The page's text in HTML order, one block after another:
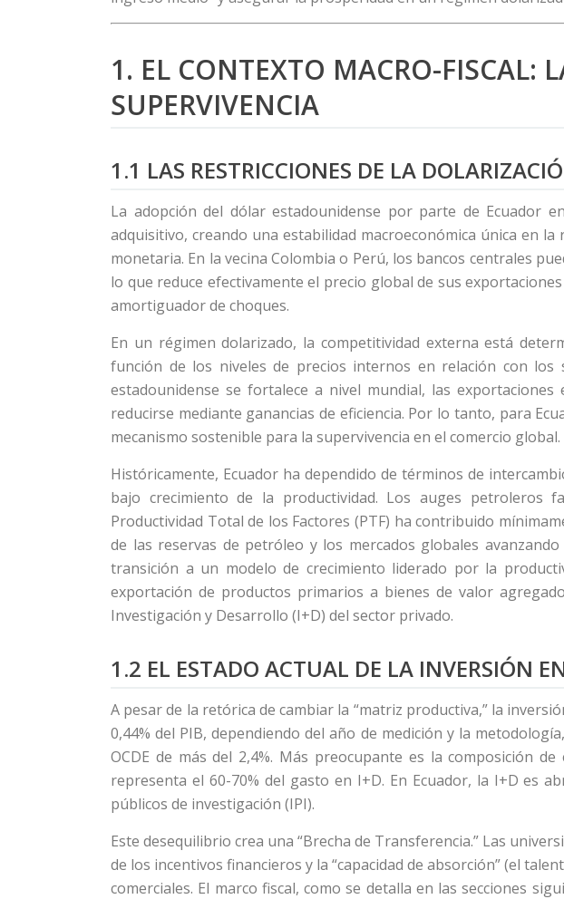
1. EL CONTEXTO MACRO-
SUPERVIVENCIA
1.1 LAS RESTRICCIONES DE LA
La adopción del dólar estadounidense por parte de Ecuador
adquisitivo, creando una estabilidad macroeconómica única en
monetaria. En la vecina Colombia o Perú, los bancos centrales
lo que reduce efectivamente el precio global de sus
amortiguador de choques.
En un régimen dolarizado, la competitividad externa está
función de los niveles de precios internos en relación con los
estadounidense se fortalece a nivel mundial, las
reducirse mediante ganancias de eficiencia. Por lo tanto, para
mecanismo sostenible para la supervivencia en el comercio global.
Históricamente, Ecuador ha dependido de términos de
bajo crecimiento de la productividad. Los auges petroleros
Productividad Total de los Factores (PTF) ha contribuido
de las reservas de petróleo y los mercados globales
transición a un modelo de crecimiento liderado por la
exportación de productos primarios a bienes de valor
Investigación y Desarrollo (I+D) del sector privado.
1.2 EL ESTADO ACTUAL DE LA INVERSIÓN
A pesar de la retórica de cambiar la “matriz productiva,” la
0,44% del PIB, dependiendo del año de medición y la
OCDE de más del 2,4%. Más preocupante es la composición
representa el 60-70% del gasto en I+D. En Ecuador, la I+D es
públicos de investigación (IPI).
Este desequilibrio crea una “Brecha de Transferencia.” Las
de los incentivos financieros y la “capacidad de absorción” (el
comerciales. El marco fiscal, como se detalla en las secciones